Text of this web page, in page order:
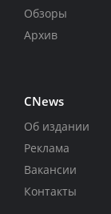
Обзоры
Архив
CNews
Об издании
Реклама
Вакансии
Контакты